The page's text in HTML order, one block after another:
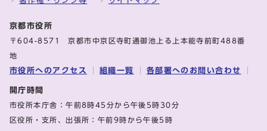
京都市役所
〒604-8571 京都市中京区寺町通御池上る上本能寺前町488番
地
市役所へのアクセス 組織一覧 各部署へのお問い合わせ
開庁時間
市役所本庁舎：午前8時45分から午後5時30分
区役所・支所、出張所：午前9時から午後5時